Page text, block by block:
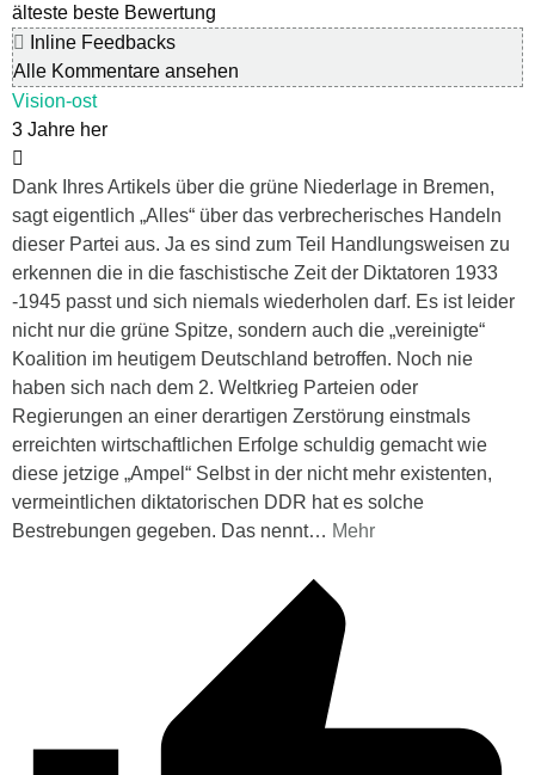
älteste beste Bewertung
Inline Feedbacks
Alle Kommentare ansehen
Vision-ost
3 Jahre her
Dank Ihres Artikels über die grüne Niederlage in Bremen,
sagt eigentlich „Alles“ über das verbrecherisches Handeln
dieser Partei aus. Ja es sind zum Teil Handlungsweisen zu
erkennen die in die faschistische Zeit der Diktatoren 1933
-1945 passt und sich niemals wiederholen darf. Es ist leider
nicht nur die grüne Spitze, sondern auch die „vereinigte“
Koalition im heutigem Deutschland betroffen. Noch nie
haben sich nach dem 2. Weltkrieg Parteien oder
Regierungen an einer derartigen Zerstörung einstmals
erreichten wirtschaftlichen Erfolge schuldig gemacht wie
diese jetzige „Ampel“ Selbst in der nicht mehr existenten,
vermeintlichen diktatorischen DDR hat es solche
Bestrebungen gegeben. Das nennt… Mehr